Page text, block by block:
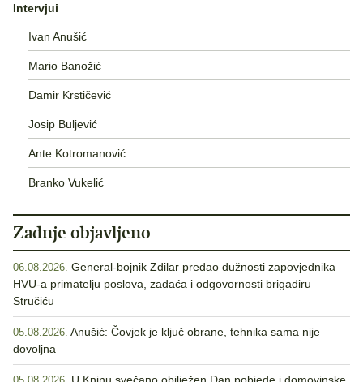
Intervjui
Ivan Anušić
Mario Banožić
Damir Krstičević
Josip Buljević
Ante Kotromanović
Branko Vukelić
Zadnje objavljeno
06.08.2026. General-bojnik Zdilar predao dužnosti zapovjednika
HVU-a primatelju poslova, zadaća i odgovornosti brigadiru
Stručiću
05.08.2026. Anušić: Čovjek je ključ obrane, tehnika sama nije
dovoljna